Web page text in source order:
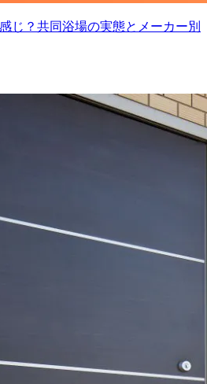
じ？共同浴場の実態とメーカー別